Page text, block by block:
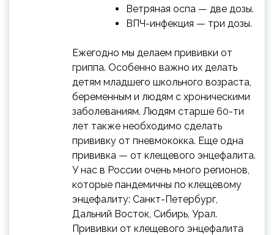
Ветряная оспа — две дозы.
ВПЧ-инфекция — три дозы.
Ежегодно мы делаем прививки от
гриппа. Особенно важно их делать
детям младшего школьного возраста,
беременным и людям с хроническими
заболеваниям. Людям старше 60-ти
лет также необходимо сделать
прививку от пневмококка. Еще одна
прививка — от клещевого энцефалита.
У нас в России очень много регионов,
которые пандемичны по клещевому
энцефалиту: Санкт-Петербург,
Дальний Восток, Сибирь, Урал.
Прививки от клещевого энцефалита